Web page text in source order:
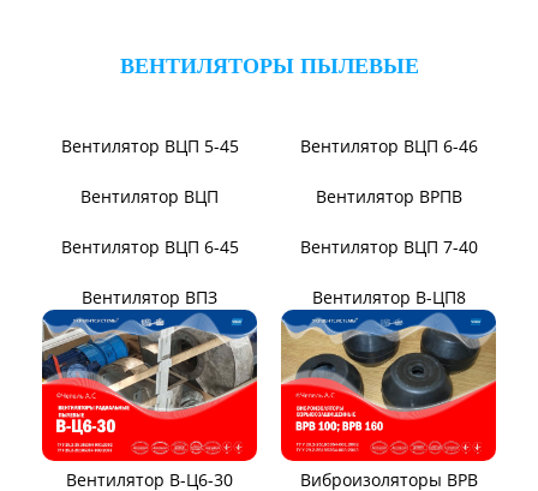
Вентилятор ВР104-79-9-3
Вентилятор ВЦКИ1-
Вентилятор ВЦКП-2219 Вентилятор УЦВ